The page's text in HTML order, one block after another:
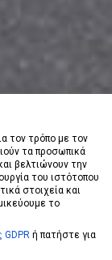
τον τρόπο με τον
τα προσωπικά
βελτιώνουν την
του ιστότοπου
στοιχεία και
το
ή πατήστε για